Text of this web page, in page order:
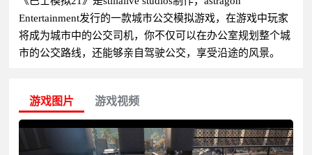
Entertainment发行的一款城市公交模拟游戏，在游戏中玩家
将成为城市中的公交司机，你不仅可以在办公室规划整个城
市的公交路线，还能够亲自驾驶公交，享受沿途的风景。
游戏图片 游戏视频